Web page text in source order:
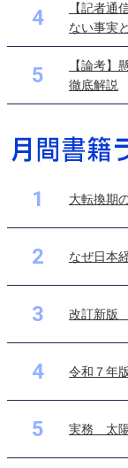
4
【記者通
ない事実
5
【論考】
徹底解説
1 大転換期
2 なぜ日本
3 改訂新版
4 令和７年
5 実務 太陽